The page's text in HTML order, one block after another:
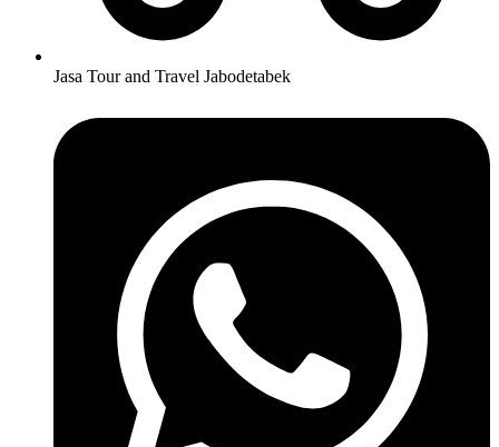
Jasa Tour and Travel Jabodetabek